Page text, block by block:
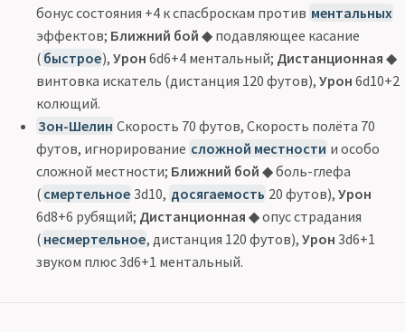
бонус состояния +4 к спасброскам против ментальных
эффектов; Ближний бой ◆ подавляющее касание
( быстрое),Урон 6d6+4 ментальный; Дистанционная ◆
винтовка искатель (дистанция 120 футов), Урон 6d10+2
колющий.
Зон-Шелин Скорость 70 футов, Скорость полёта 70
футов, игнорирование сложной местности и особо
сложной местности; Ближний бой ◆ боль-глефа
( смертельное 3d10, досягаемость 20 футов),Урон
6d8+6 рубящий; Дистанционная ◆ опус страдания
( несмертельное, дистанция 120 футов),Урон 3d6+1
звуком плюс 3d6+1 ментальный.